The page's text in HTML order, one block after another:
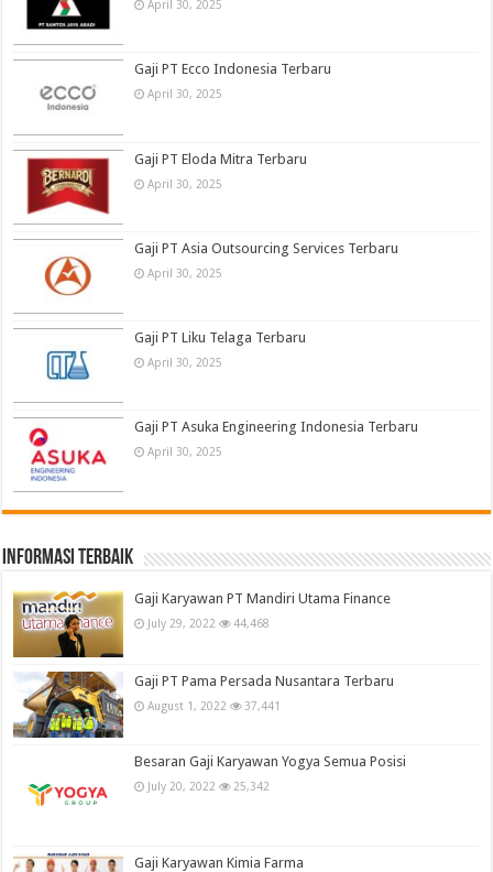
April 30, 2025
Gaji PT Ecco Indonesia Terbaru
April 30, 2025
Gaji PT Eloda Mitra Terbaru
April 30, 2025
Gaji PT Asia Outsourcing Services Terbaru
April 30, 2025
Gaji PT Liku Telaga Terbaru
April 30, 2025
Gaji PT Asuka Engineering Indonesia Terbaru
April 30, 2025
informasi terbaik
Gaji Karyawan PT Mandiri Utama Finance
July 29, 2022 44,468
Gaji PT Pama Persada Nusantara Terbaru
August 1, 2022 37,441
Besaran Gaji Karyawan Yogya Semua Posisi
July 20, 2022 25,342
Gaji Karyawan Kimia Farma